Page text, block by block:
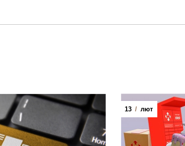
13 / лют